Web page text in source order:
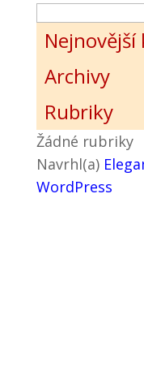
Vyhledávání
Archivy
Rubriky
Žádné rubriky
Navrhl(a)
WordPress